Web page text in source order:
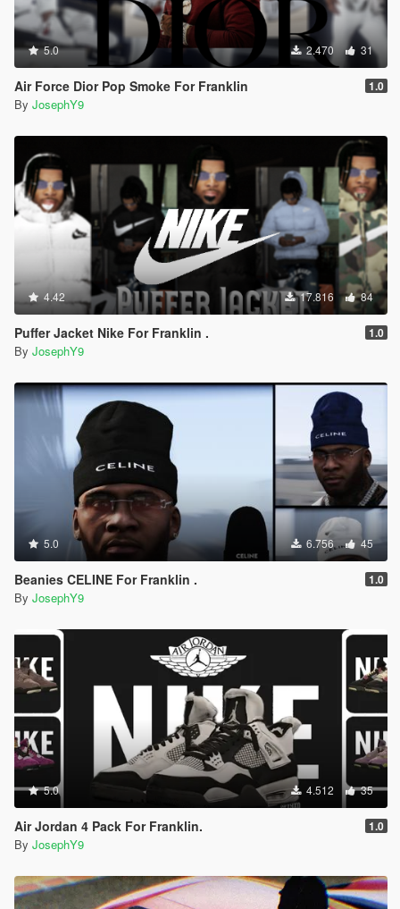
5.0 2.470 31
Air Force Dior Pop Smoke For Franklin 1.0
By JosephY9
4.42 17.816 84
Puffer Jacket Nike For Franklin . 1.0
By JosephY9
5.0 6.756 45
Beanies CELINE For Franklin . 1.0
By JosephY9
5.0 4.512 35
Air Jordan 4 Pack For Franklin. 1.0
By JosephY9